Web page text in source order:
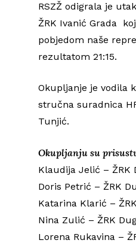
RSZŽ odigrala je
ŽRK Ivanić Grada
pobjedom naše
rezultatom 21:15.
Okupljanje je vodila
stručna suradnica
Tunjić.
Okupljanju su
Klaudija Jelić – ŽRK
Doris Petrić – ŽRK
Katarina Klarić –
Nina Zulić – ŽRK
Lorena Rukavina –